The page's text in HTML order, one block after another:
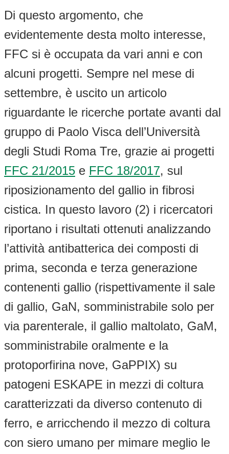
Di questo argomento, che
evidentemente desta molto interesse,
FFC si è occupata da vari anni e con
alcuni progetti. Sempre nel mese di
settembre, è uscito un articolo
riguardante le ricerche portate avanti dal
gruppo di Paolo Visca dell’Università
degli Studi Roma Tre, grazie ai progetti
FFC 21/2015 e FFC 18/2017, sul
riposizionamento del gallio in fibrosi
cistica. In questo lavoro (2) i ricercatori
riportano i risultati ottenuti analizzando
l’attività antibatterica dei composti di
prima, seconda e terza generazione
contenenti gallio (rispettivamente il sale
di gallio, GaN, somministrabile solo per
via parenterale, il gallio maltolato, GaM,
somministrabile oralmente e la
protoporfirina nove, GaPPIX) su
patogeni ESKAPE in mezzi di coltura
caratterizzati da diverso contenuto di
ferro, e arricchendo il mezzo di coltura
con siero umano per mimare meglio le